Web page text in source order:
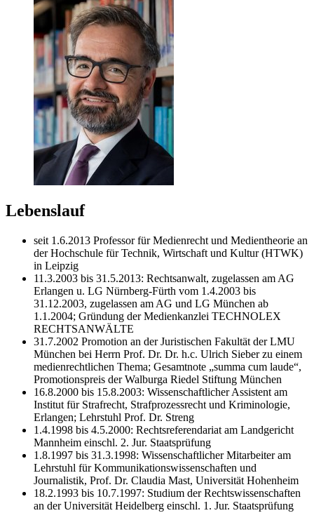
Lebenslauf
seit 1.6.2013 Professor für Medienrecht und Medientheorie an
der Hochschule für Technik, Wirtschaft und Kultur (HTWK)
in Leipzig
11.3.2003 bis 31.5.2013: Rechtsanwalt, zugelassen am AG
Erlangen u. LG Nürnberg-Fürth vom 1.4.2003 bis
31.12.2003, zugelassen am AG und LG München ab
1.1.2004; Gründung der Medienkanzlei TECHNOLEX
RECHTSANWÄLTE
31.7.2002 Promotion an der Juristischen Fakultät der LMU
München bei Herrn Prof. Dr. Dr. h.c. Ulrich Sieber zu einem
medienrechtlichen Thema; Gesamtnote „summa cum laude“,
Promotionspreis der Walburga Riedel Stiftung München
16.8.2000 bis 15.8.2003: Wissenschaftlicher Assistent am
Institut für Strafrecht, Strafprozessrecht und Kriminologie,
Erlangen; Lehrstuhl Prof. Dr. Streng
1.4.1998 bis 4.5.2000: Rechtsreferendariat am Landgericht
Mannheim einschl. 2. Jur. Staatsprüfung
1.8.1997 bis 31.3.1998: Wissenschaftlicher Mitarbeiter am
Lehrstuhl für Kommunikationswissenschaften und
Journalistik, Prof. Dr. Claudia Mast, Universität Hohenheim
18.2.1993 bis 10.7.1997: Studium der Rechtswissenschaften
an der Universität Heidelberg einschl. 1. Jur. Staatsprüfung